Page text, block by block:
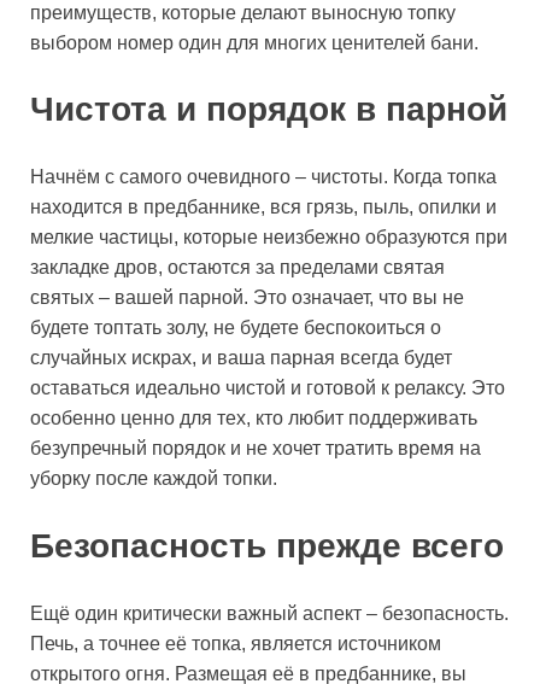
преимуществ, которые делают выносную топку
выбором номер один для многих ценителей бани.
Чистота и порядок в парной
Начнём с самого очевидного – чистоты. Когда топка
находится в предбаннике, вся грязь, пыль, опилки и
мелкие частицы, которые неизбежно образуются при
закладке дров, остаются за пределами святая
святых – вашей парной. Это означает, что вы не
будете топтать золу, не будете беспокоиться о
случайных искрах, и ваша парная всегда будет
оставаться идеально чистой и готовой к релаксу. Это
особенно ценно для тех, кто любит поддерживать
безупречный порядок и не хочет тратить время на
уборку после каждой топки.
Безопасность прежде всего
Ещё один критически важный аспект – безопасность.
Печь, а точнее её топка, является источником
открытого огня. Размещая её в предбаннике, вы